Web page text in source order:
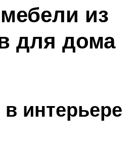
из
для дома
интерьере